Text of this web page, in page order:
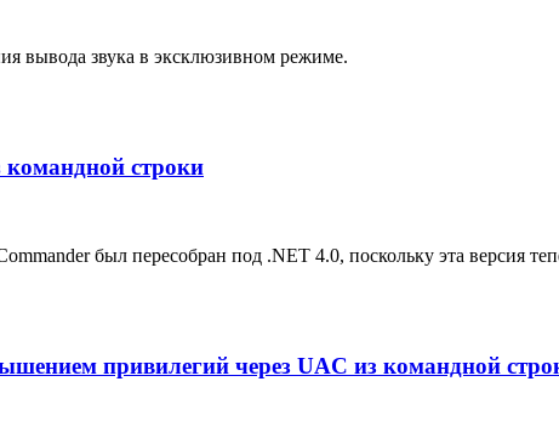
вывода звука в эксклюзивном режиме.
строки
был пересобран под .NET 4.0, поскольку эта версия
привилегий через UAC из командной